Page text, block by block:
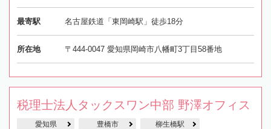
最寄駅 名古屋鉄道「東岡崎駅」徒歩18分
所在地 〒444-0047 愛知県岡崎市八幡町3丁目58番地
税理士法人タックスワン中部 野澤オフィス
愛知県 豊橋市 柳生橋駅